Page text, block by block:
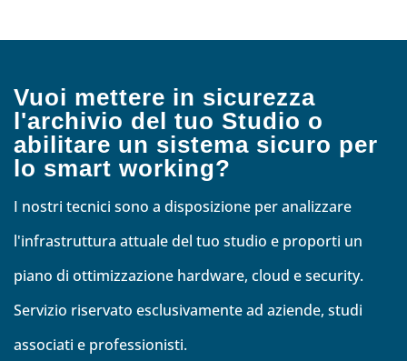
Vuoi mettere in sicurezza
l'archivio del tuo Studio o
abilitare un sistema sicuro per
lo smart working?
I nostri tecnici sono a disposizione per analizzare
l'infrastruttura attuale del tuo studio e proporti un
piano di ottimizzazione hardware, cloud e security.
Servizio riservato esclusivamente ad aziende, studi
associati e professionisti.